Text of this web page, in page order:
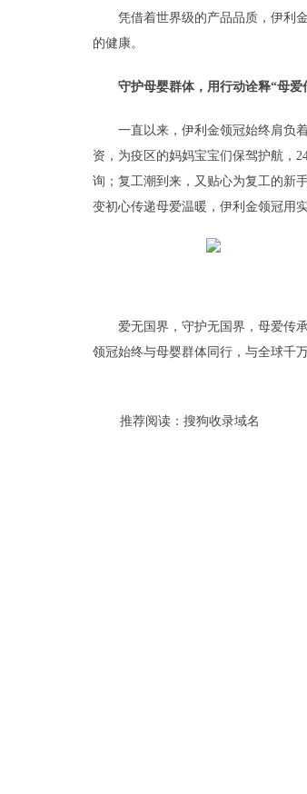
凭借着世界级的产品品质，伊利
的健康。
守护母婴群体，用行动诠释“母爱
一直以来，伊利金领冠始终肩负
资，为疫区的妈妈宝宝们保驾护航，
询；复工潮到来，又贴心为复工的新
变初心传递母爱温暖，伊利金领冠用
爱无国界，守护无国界，母爱传
领冠始终与母婴群体同行，与全球千
推荐阅读： 搜狗收录域名